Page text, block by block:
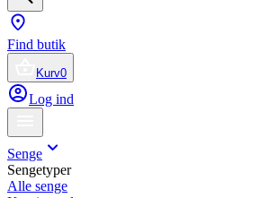
Find butik
Kurv0
Log ind
Senge
Sengetyper
Alle senge